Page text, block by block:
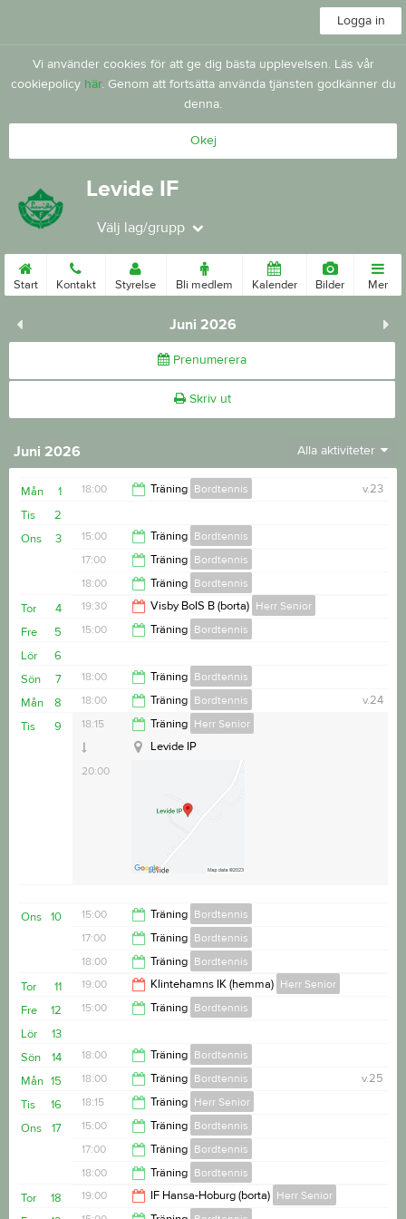
Logga in
Vi använder cookies för att ge dig bästa upplevelsen. Läs vår
cookiepolicy här. Genom att fortsätta använda tjänsten godkänner du
denna.
Okej
Levide IF
Välj lag/grupp
Start Kontakt Styrelse Bli medlem Kalender Bilder Mer
Juni 2026
Prenumerera
Skriv ut
Juni 2026 Alla aktiviteter
1
Mån v.23
18:00 Träning Bordtennis
20:00
2
Tis
3
Ons 15:00 Träning Bordtennis
17:00
17:00 Träning Bordtennis
18:00
18:00 Träning Bordtennis
20:00
4
Tor 19:30 Visby BoIS B (borta) Herr Senior
5
Fre 15:00 Träning Bordtennis
17:00
6
Lör
7
Sön 18:00 Träning Bordtennis
20:00
8
Mån v.24
18:00 Träning Bordtennis
20:00
9
Tis 18:15 Träning Herr Senior
20:00
Levide IP
10
Ons 15:00 Träning Bordtennis
17:00
17:00 Träning Bordtennis
18:00
18:00 Träning Bordtennis
20:00
11
Tor 19:00 Klintehamns IK (hemma) Herr Senior
12
Fre 15:00 Träning Bordtennis
17:00
13
Lör
14
Sön 18:00 Träning Bordtennis
20:00
15
Mån v.25
18:00 Träning Bordtennis
20:00
16
Tis 18:15 Träning Herr Senior
20:00
17
Ons 15:00 Träning Bordtennis
17:00
17:00 Träning Bordtennis
18:00
18:00 Träning Bordtennis
18
Tor 19:00 IF Hansa-Hoburg (borta) Herr Senior